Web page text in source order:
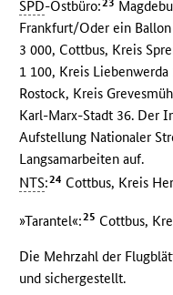
SPD-Ostbüro:
Frankfurt/Oder ein
3 000, Cottbus, Kreis
1 100, Kreis
Rostock, Kreis
Karl-Marx-Stadt 36. Der
Aufstellung Nationaler
Langsamarbeiten auf.
NTS:24 Cottbus, Kreis
»Tarantel«:25 Cottbus,
Die Mehrzahl der
und sichergestellt.